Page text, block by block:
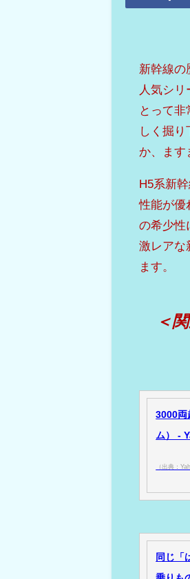
新幹線の
人気シ
とって
しく掘
か、ます
H5系新
性能が優
の希少性
激レアな
ます。
＜
3000両
ム） -
（出典：
同じ「